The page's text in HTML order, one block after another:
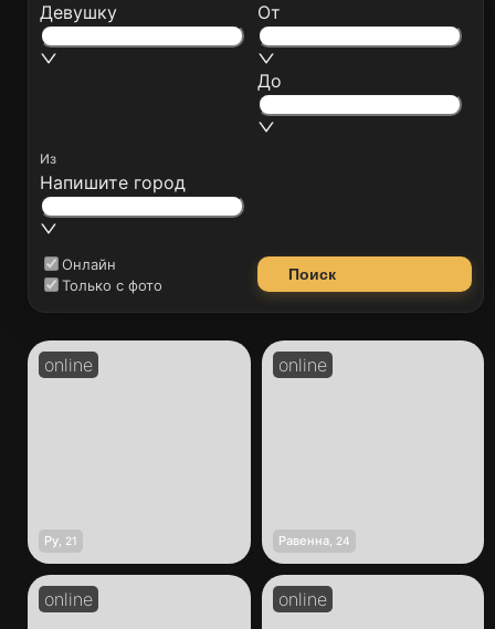
Девушку
Из
Напишите город
От
До
Онлайн
Только с фото
Поиск
Ру 21 Равенна, 24